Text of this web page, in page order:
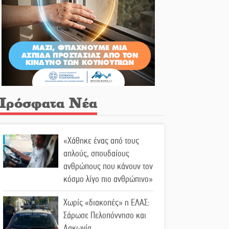
Νέα
«Χάθηκε ένας από τους
απλούς, σπουδαίους
ανθρώπους που κάνουν τον
κόσμο λίγο πιο ανθρώπινο»
Χωρίς «διακοπές» η ΕΛΑΣ:
Σάρωσε Πελοπόννησο και